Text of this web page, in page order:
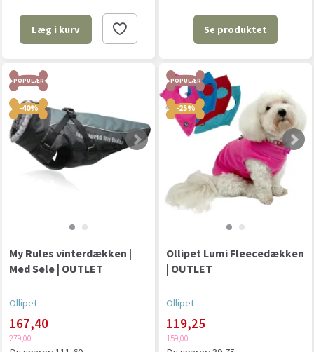
Læg i kurv Se produktet
POPULÆR
-40%
My Rules vinterdækken |
Med Sele | OUTLET
Ollipet
167,40
279,00
POPULÆR
-25%
Ollipet Lumi Fleecedækken
| OUTLET
Ollipet
119,25
159,00